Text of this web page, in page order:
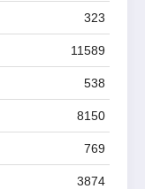
323
11589
538
8150
769
3874